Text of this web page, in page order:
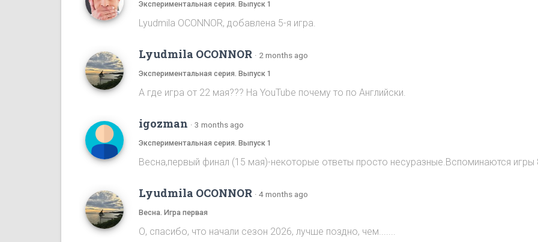
Экспериментальная серия. Выпуск 1
Lyudmila OCONNOR, добавлена 5-я игра.
Lyudmila OCONNOR · 2 months ago
Экспериментальная серия. Выпуск 1
А где игра от 22 мая??? На YouTube почему то по Английски.
igozman · 3 months ago
Экспериментальная серия. Выпуск 1
Весна,первый финал (15 мая)-некоторые ответы просто несуразные.Вспоминаются игры
Lyudmila OCONNOR · 4 months ago
Весна. Игра первая
О, спасибо, что начали сезон 2026, лучше поздно, чем.......